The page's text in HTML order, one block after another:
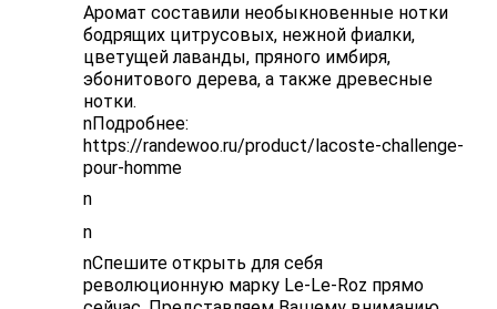
Аромат составили необыкновенные нотки
бодрящих цитрусовых, нежной фиалки,
цветущей лаванды, пряного имбиря,
эбонитового дерева, а также древесные
нотки.
nПодробнее:
https://randewoo.ru/product/lacoste-challenge-
pour-homme
n
n
nСпешите открыть для себя
революционную марку Le-Le-Roz прямо